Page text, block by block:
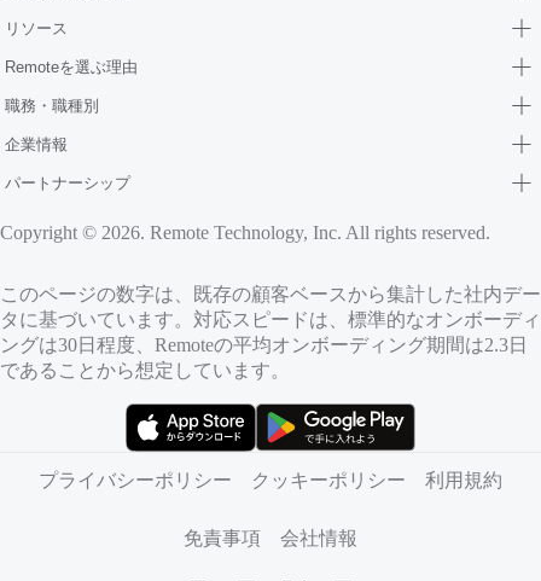
リソース
Remoteを選ぶ理由
職務・職種別
企業情報
パートナーシップ
Copyright © 2026. Remote Technology, Inc. All rights reserved.
このページの数字は、既存の顧客ベースから集計した社内デー
タに基づいています。対応スピードは、標準的なオンボーディ
ングは30日程度、Remoteの平均オンボーディング期間は2.3日
であることから想定しています。
プライバシーポリシー
クッキーポリシー 利用規約
免責事項 会社情報